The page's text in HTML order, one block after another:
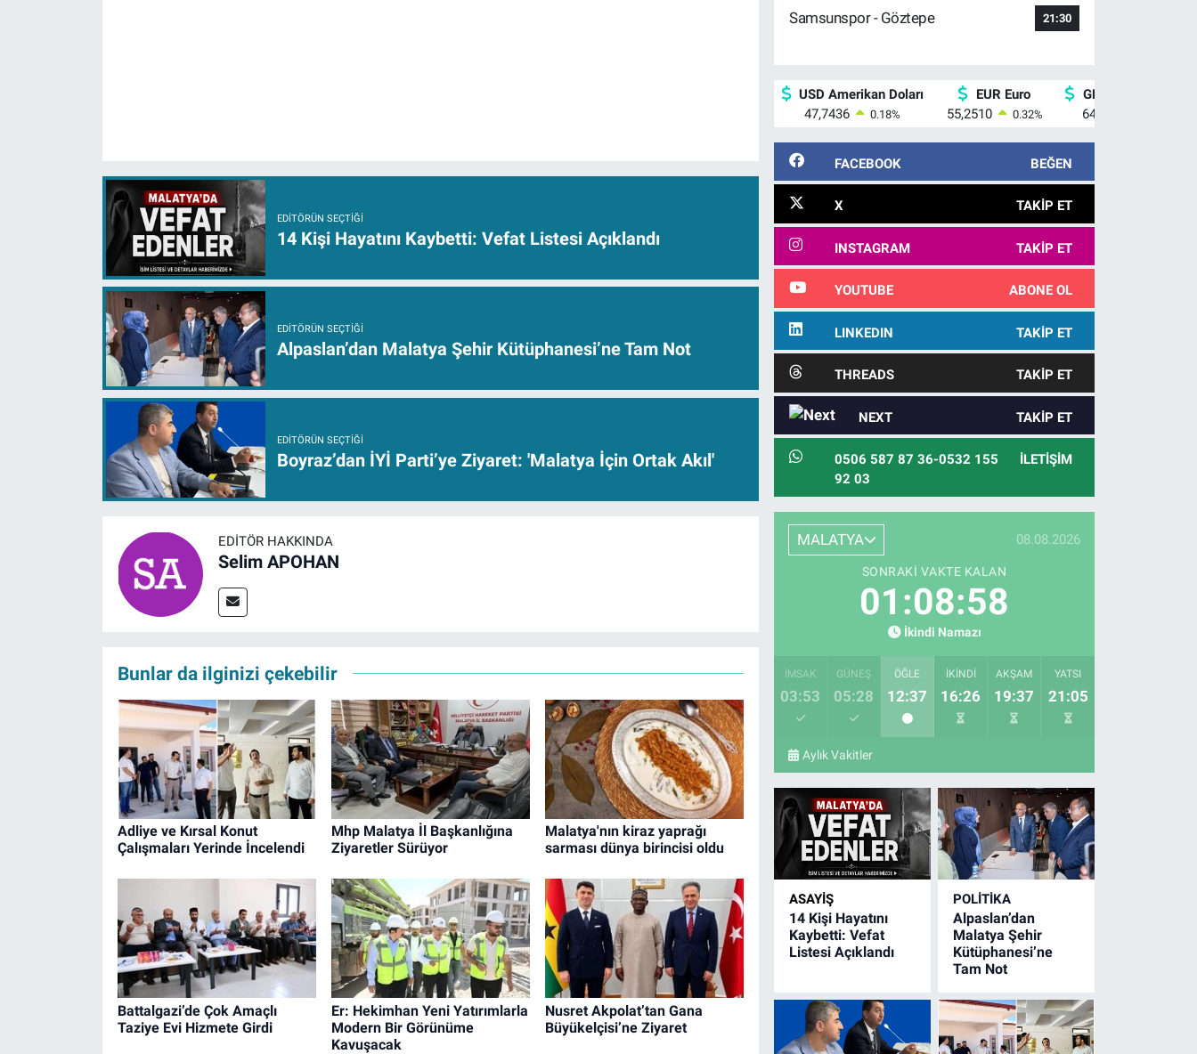
EDITÖRÜN SEÇTIĞI
14 Kişi Hayatını Kaybetti: Vefat Listesi Açıklandı
EDITÖRÜN SEÇTIĞI
Alpaslan’dan Malatya Şehir Kütüphanesi’ne Tam Not
EDITÖRÜN SEÇTIĞI
Boyraz’dan İYİ Parti’ye Ziyaret: 'Malatya İçin Ortak Akıl'
EDITÖR HAKKINDA
Selim APOHAN
Bunlar da ilginizi çekebilir
Adliye ve Kırsal Konut
Çalışmaları Yerinde İncelendi
Mhp Malatya İl Başkanlığına
Ziyaretler Sürüyor
Malatya'nın kiraz yaprağı
sarması dünya birincisi oldu
Battalgazi’de Çok Amaçlı
Taziye Evi Hizmete Girdi
Er: Hekimhan Yeni Yatırımlarla
Modern Bir Görünüme
Kavuşacak
Nusret Akpolat’tan Gana
Büyükelçisi’ne Ziyaret
Samsunspor - Göztepe
21:30
USD Amerikan Doları
47,7436
0.18%
EUR Euro
55,2510
0.32%
GBP İngiliz Sterlini
64,4811
FACEBOOK BEĞEN
X TAKIP ET
INSTAGRAM TAKIP ET
YOUTUBE ABONE OL
LINKEDIN TAKIP ET
THREADS TAKIP ET
NEXT TAKIP ET
0506 587 87 36-0532 155
92 03
İLETIŞIM
MALATYA 08.08.2026
SONRAKI VAKTE KALAN
01:08:57
İkindi Namazı
İMSAK
03:53
GÜNEŞ
05:28
ÖĞLE
12:37
İKINDI
16:26
AKŞAM
19:37
YATSI
21:05
Aylık Vakitler
ASAYIŞ
14 Kişi Hayatını
Kaybetti: Vefat
Listesi Açıklandı
POLITIKA
Alpaslan’dan
Malatya Şehir
Kütüphanesi’ne
Tam Not